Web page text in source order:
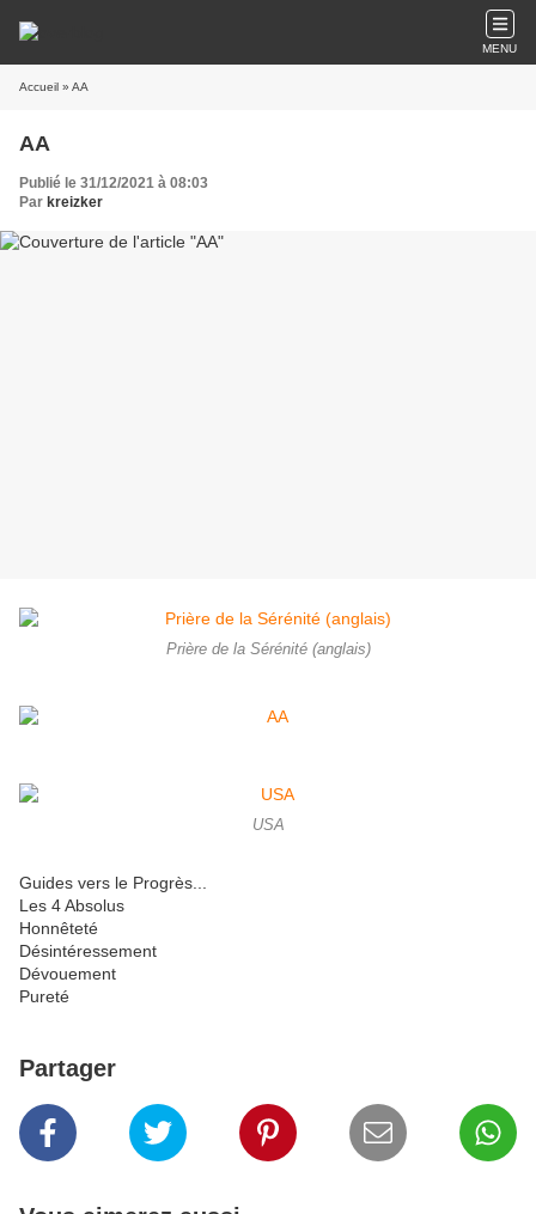
MENU
Accueil » AA
AA
Publié le 31/12/2021 à 08:03
Par kreizker
Prière de la Sérénité (anglais)
USA
Guides vers le Progrès...
Les 4 Absolus
Honnêteté
Désintéressement
Dévouement
Pureté
Partager